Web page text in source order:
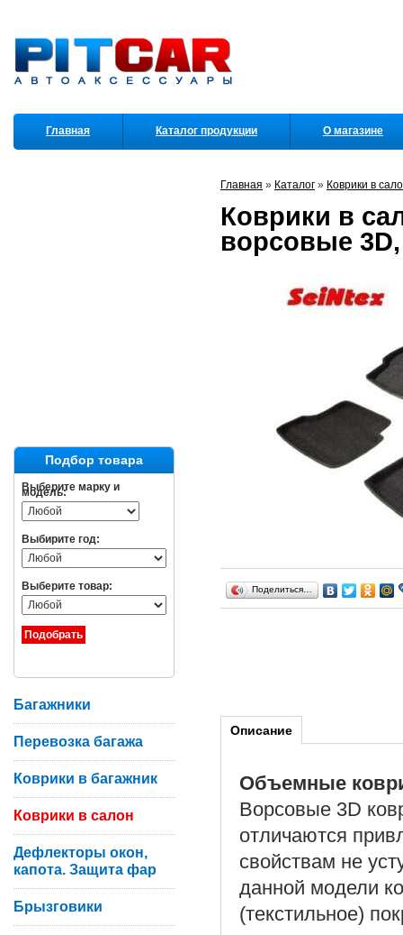
Главная » Каталог » Коврики в
Коврики в
ворсовые
Поделиться…
Описание
Объемные
Ворсовые 3D
отличаются
свойствам не
данной модели
(текстильное)
Главная Каталог продукции О магазине
Подбор товара
Выберите марку и
модель:
Выбирите год:
Выберите товар:
Багажники
Перевозка багажа
Коврики в багажник
Коврики в салон
Дефлекторы окон,
капота. Защита фар
Брызговики